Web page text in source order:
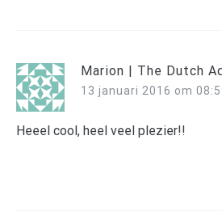
Marion | The Dutch
13 januari 2016 om
Heeel cool, heel veel plezier!!